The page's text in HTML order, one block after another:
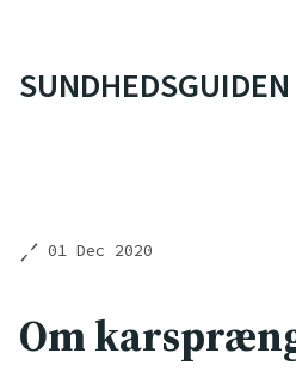
SUNDHEDSGUIDEN
01 Dec 2020
Om